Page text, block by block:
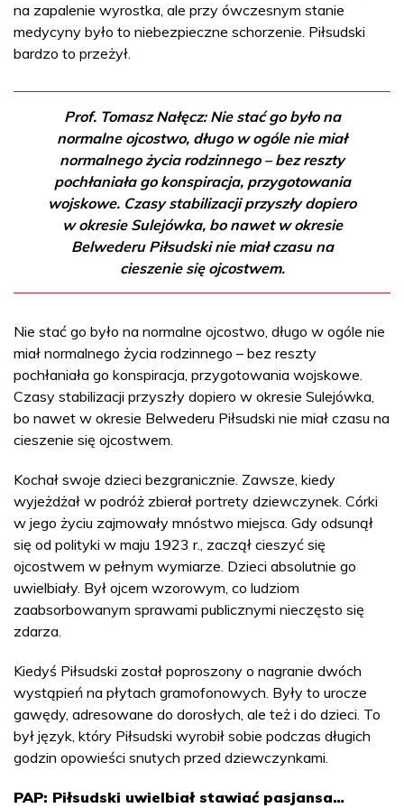
na zapalenie wyrostka, ale przy ówczesnym stanie
medycyny było to niebezpieczne schorzenie. Piłsudski
bardzo to przeżył.
Prof. Tomasz Nałęcz: Nie stać go było na
normalne ojcostwo, długo w ogóle nie miał
normalnego życia rodzinnego – bez reszty
pochłaniała go konspiracja, przygotowania
wojskowe. Czasy stabilizacji przyszły dopiero
w okresie Sulejówka, bo nawet w okresie
Belwederu Piłsudski nie miał czasu na
cieszenie się ojcostwem.
Nie stać go było na normalne ojcostwo, długo w ogóle nie
miał normalnego życia rodzinnego – bez reszty
pochłaniała go konspiracja, przygotowania wojskowe.
Czasy stabilizacji przyszły dopiero w okresie Sulejówka,
bo nawet w okresie Belwederu Piłsudski nie miał czasu na
cieszenie się ojcostwem.
Kochał swoje dzieci bezgranicznie. Zawsze, kiedy
wyjeżdżał w podróż zbierał portrety dziewczynek. Córki
w jego życiu zajmowały mnóstwo miejsca. Gdy odsunął
się od polityki w maju 1923 r., zaczął cieszyć się
ojcostwem w pełnym wymiarze. Dzieci absolutnie go
uwielbiały. Był ojcem wzorowym, co ludziom
zaabsorbowanym sprawami publicznymi nieczęsto się
zdarza.
Kiedyś Piłsudski został poproszony o nagranie dwóch
wystąpień na płytach gramofonowych. Były to urocze
gawędy, adresowane do dorosłych, ale też i do dzieci. To
był język, który Piłsudski wyrobił sobie podczas długich
godzin opowieści snutych przed dziewczynkami.
PAP: Piłsudski uwielbiał stawiać pasjansa…